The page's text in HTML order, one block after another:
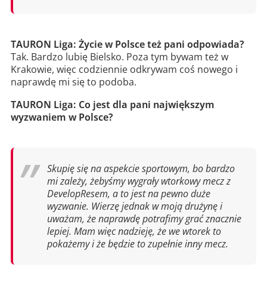
TAURON Liga: Życie w Polsce też pani odpowiada?
Tak. Bardzo lubię Bielsko. Poza tym bywam też w
Krakowie, więc codziennie odkrywam coś nowego i
naprawdę mi się to podoba.
TAURON Liga: Co jest dla pani największym
wyzwaniem w Polsce?
Skupię się na aspekcie sportowym, bo bardzo
mi zależy, żebyśmy wygrały wtorkowy mecz z
DevelopResem, a to jest na pewno duże
wyzwanie. Wierzę jednak w moją drużynę i
uważam, że naprawdę potrafimy grać znacznie
lepiej. Mam więc nadzieję, że we wtorek to
pokażemy i że będzie to zupełnie inny mecz.